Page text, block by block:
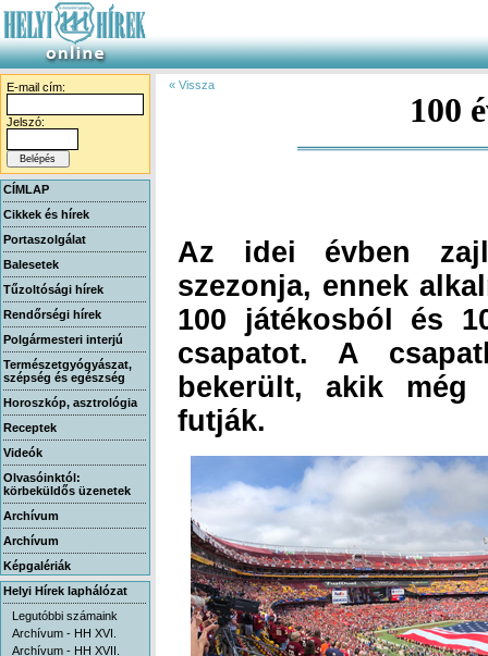
E-mail cím:
Jelszó:
CÍMLAP
Cikkek és hírek
Portaszolgálat
Balesetek
Tűzoltósági hírek
Rendőrségi hírek
Polgármesteri interjú
Természetgyógyászat,
szépség és egészség
Horoszkóp, asztrológia
Receptek
Videók
Olvasóinktól:
körbeküldős üzenetek
Archívum
Archívum
Képgalériák
Helyi Hírek laphálózat
Legutóbbi számaink
Archívum - HH XVI.
Archívum - HH XVII.
« Vissza
100
Az idei évben
szezonja, ennek
100 játékosból és
csapatot. A
bekerült, akik még
futják.